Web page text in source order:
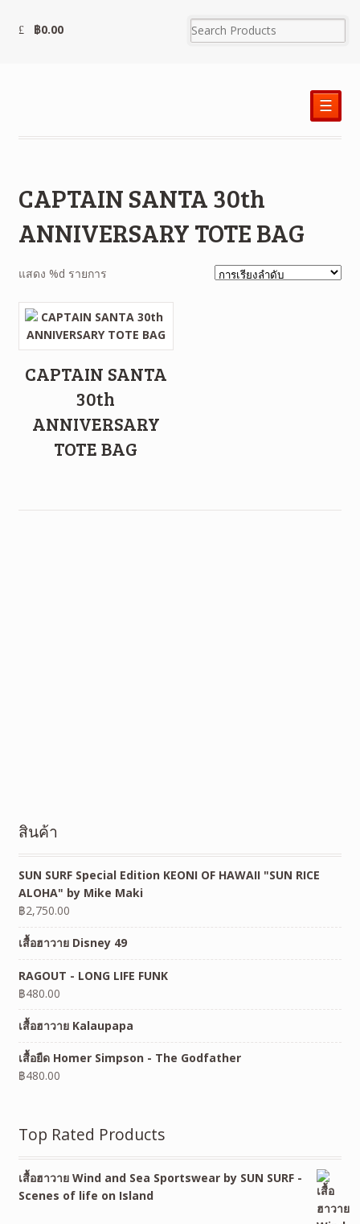
฿0.00
☰
CAPTAIN SANTA 30th
ANNIVERSARY TOTE BAG
แสดง %d รายการ
CAPTAIN SANTA
30th
ANNIVERSARY
TOTE BAG
สินค้า
SUN SURF Special Edition KEONI OF HAWAII "SUN RICE
ALOHA" by Mike Maki
฿2,750.00
เสื้อฮาวาย Disney 49
RAGOUT - LONG LIFE FUNK
฿480.00
เสื้อฮาวาย Kalaupapa
เสื้อยืด Homer Simpson - The Godfather
฿480.00
Top Rated Products
เสื้อฮาวาย Wind and Sea Sportswear by SUN SURF -
Scenes of life on Island